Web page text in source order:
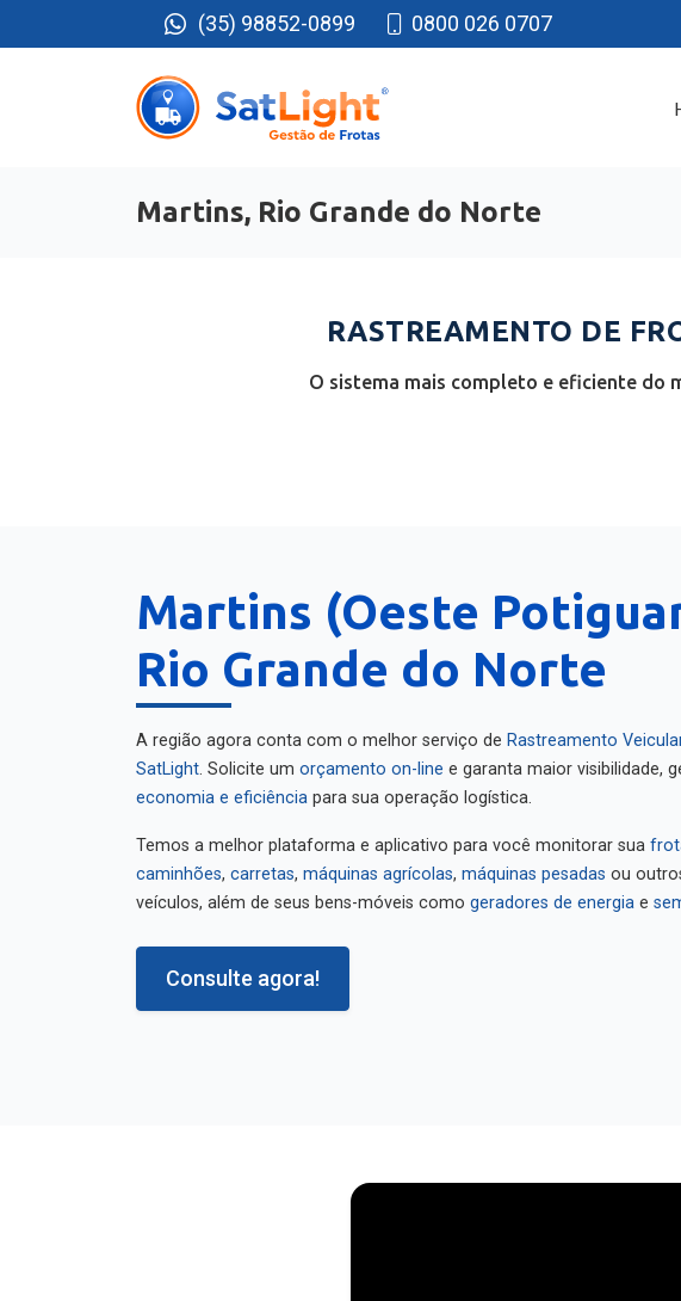
(35) 98852-0899 0800 026 0707
Martins, Rio Grande do Norte
RASTREAMENTO DE
O sistema mais completo e eficiente do
Martins (Oeste
Rio Grande do Norte
A região agora conta com o melhor serviço de Rastreamento
SatLight. Solicite um orçamento on-line e garanta maior visibilidade,
economia e eficiência para sua operação logística.
Temos a melhor plataforma e aplicativo para você monitorar sua
caminhões, carretas, máquinas agrícolas, máquinas pesadas ou
veículos, além de seus bens-móveis como geradores de energia e
Consulte agora!